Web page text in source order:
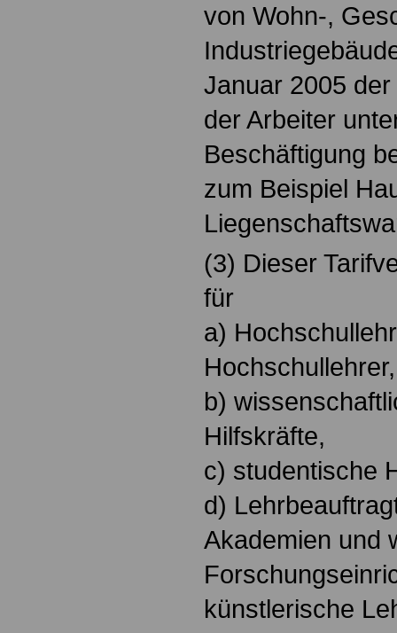
von Wohn-,
Januar 2005
der Arbeiter
Beschäftigung
zum Beispiel
(3) Dieser
für
a)
Hochschullehrer,
b)
Hilfskräfte,
c) studentische
d)
Akademien und
künstlerische